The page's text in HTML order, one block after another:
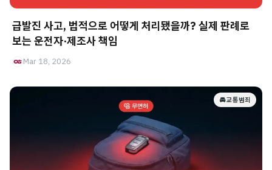
급발진 사고, 법적으로 어떻게 처리됐을까? 실제 판례로
보는 운전자·제조사 책임
Mar 18, 2026
🚘 교통범죄